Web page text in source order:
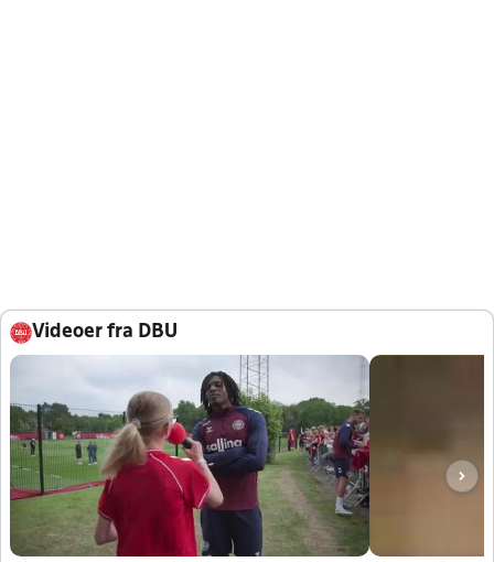
Videoer fra DBU